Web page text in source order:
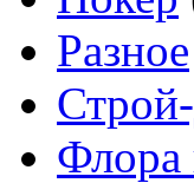
Разное
Флора